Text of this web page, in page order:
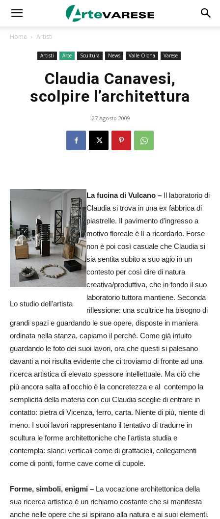
Home Artisti
Artisti Arte Scultura News Valle Olona Varese
Claudia Canavesi,
scolpire l’architettura
27 Agosto 2009
Lo studio dell'artista
La fucina di Vulcano – Il laboratorio di
Claudia si trova in una ex fabbrica di
piastrelle. Il pavimento d'ingresso a
motivo floreale è lì a ricordarlo. Forse
non è poi così casuale che Claudia si
sia sentita subito a suo agio in un
contesto per così dire di natura
creativa/produttiva, che in fondo il suo
laboratorio tuttora mantiene. Seconda
riflessione: una scultrice ha bisogno di
grandi spazi e guardando le sue opere, disposte in maniera
ordinata nella stanza, capiamo il perché. Come già intuito
guardando le foto dei suoi lavori, ora che questi si palesano
davanti a noi risulta evidente che ci troviamo di fronte ad una
ricerca artistica di elevato spessore intellettuale. Ma ciò che
più ancora salta all'occhio è la concretezza e al contempo la
semplicità della materia con cui Claudia sceglie di entrare in
contatto: pietra di Vicenza, ferro, carta. Niente di più, niente di
meno. I suoi lavori rappresentano il tentativo di tradurre in
scultura le forme architettoniche che l'artista studia e
contempla: slanci verticali come di grattacieli, collegamenti
come di ponti, forme cave come di cupole.
Forme, simboli, enigmi – La vocazione architettonica della
sua ricerca artistica è un richiamo costante che si manifesta
anche nelle opere che si ispirano alla natura e ai suoi elementi.